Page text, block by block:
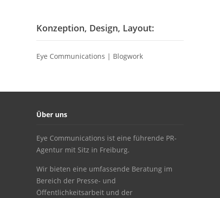
Konzeption, Design, Layout:
Eye Communications | Blogwork
Über uns
Eye Communications ist eine führende PR-
Agentur mit Sitz in Freiburg.
Wir bieten eine umfassende Beratung im
Bereich der Presse- und
Öffentlichkeitsarbeit und der